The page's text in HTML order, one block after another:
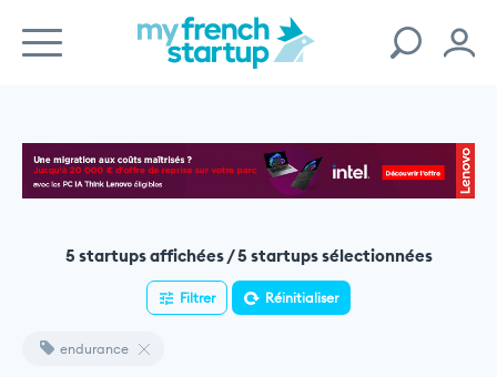
5 startups affichées / 5 startups sélectionnées
Filtrer Réinitialiser
endurance